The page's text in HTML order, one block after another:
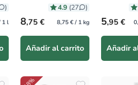
)
1 l
4.9 (27 )
Precio habitual
8,75 € 8,75 € / 1 kg
Añadir al carrito
Precio
5,95 €
Añadir